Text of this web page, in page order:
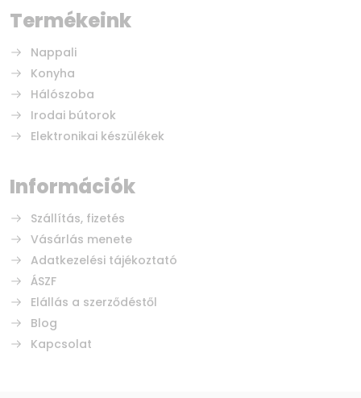
Termékeink
Nappali
Konyha
Hálószoba
Irodai bútorok
Elektronikai készülékek
Információk
Szállítás, fizetés
Vásárlás menete
Adatkezelési tájékoztató
ÁSZF
Elállás a szerződéstől
Blog
Kapcsolat